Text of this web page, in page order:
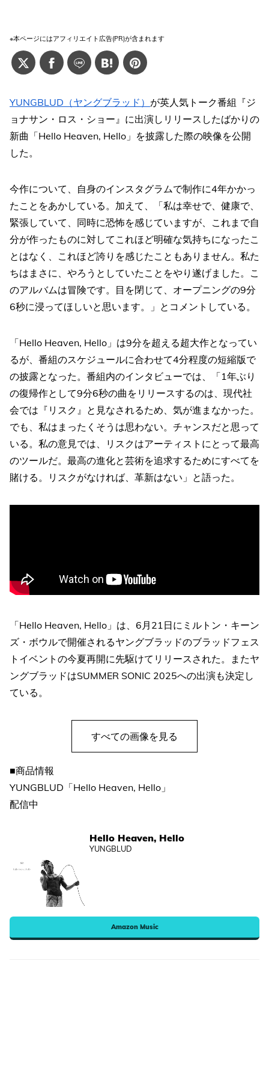
※本ページにはアフィリエイト広告(PR)が含まれます
YUNGBLUD（ヤングブラッド） が英人気トーク番組『ジ
ョナサン・ロス・ショー』に出演しリリースしたばかりの
新曲「Hello Heaven, Hello」を披露した際の映像を公開
した。
今作について、自身のインスタグラムで制作に4年かかっ
たことをあかしている。加えて、「私は幸せで、健康で、
緊張していて、同時に恐怖を感じていますが、これまで自
分が作ったものに対してこれほど明確な気持ちになったこ
とはなく、これほど誇りを感じたこともありません。私た
ちはまさに、やろうとしていたことをやり遂げました。こ
のアルバムは冒険です。目を閉じて、オープニングの9分
6秒に浸ってほしいと思います。」とコメントしている。
「Hello Heaven, Hello」は9分を超える超大作となってい
るが、番組のスケジュールに合わせて4分程度の短縮版で
の披露となった。番組内のインタビューでは、「1年ぶり
の復帰作として9分6秒の曲をリリースするのは、現代社
会では『リスク』と見なされるため、気が進まなかった。
でも、私はまったくそうは思わない。チャンスだと思って
いる。私の意見では、リスクはアーティストにとって最高
のツールだ。最高の進化と芸術を追求するためにすべてを
賭ける。リスクがなければ、革新はない」と語った。
「Hello Heaven, Hello」は、6月21日にミルトン・キーン
ズ・ボウルで開催されるヤングブラッドのブラッドフェス
トイベントの今夏再開に先駆けてリリースされた。またヤ
ングブラッドはSUMMER SONIC 2025への出演も決定し
ている。
すべての画像を見る
■商品情報
YUNGBLUD「Hello Heaven, Hello」
配信中
Hello Heaven, Hello
YUNGBLUD
Amazon Music